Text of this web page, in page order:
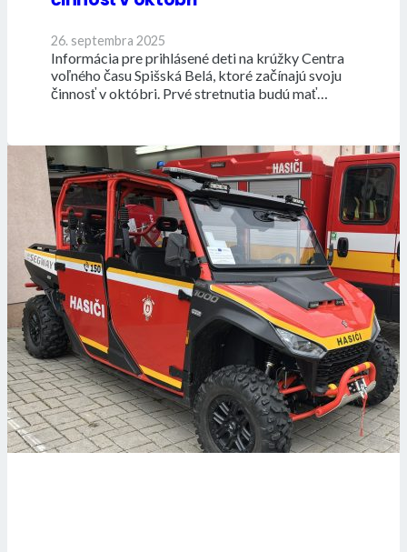
26. septembra 2025
Informácia pre prihlásené deti na krúžky Centra
voľného času Spišská Belá, ktoré začínajú svoju
činnosť v októbri. Prvé stretnutia budú mať…